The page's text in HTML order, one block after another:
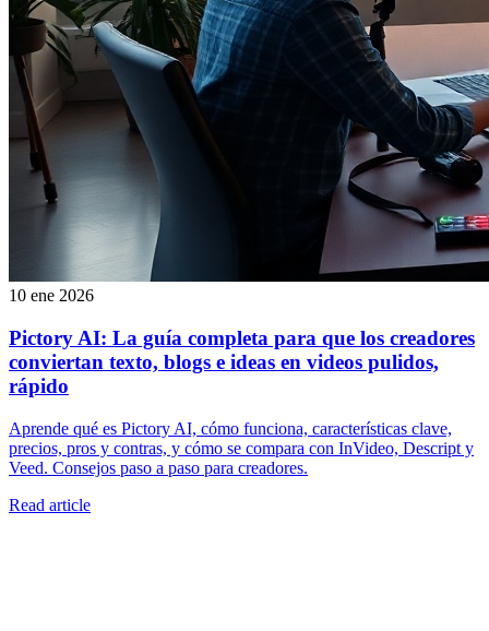
10 ene 2026
Pictory AI: La guía completa para que los creadores
conviertan texto, blogs e ideas en videos pulidos,
rápido
Aprende qué es Pictory AI, cómo funciona, características clave,
precios, pros y contras, y cómo se compara con InVideo, Descript y
Veed. Consejos paso a paso para creadores.
Read article